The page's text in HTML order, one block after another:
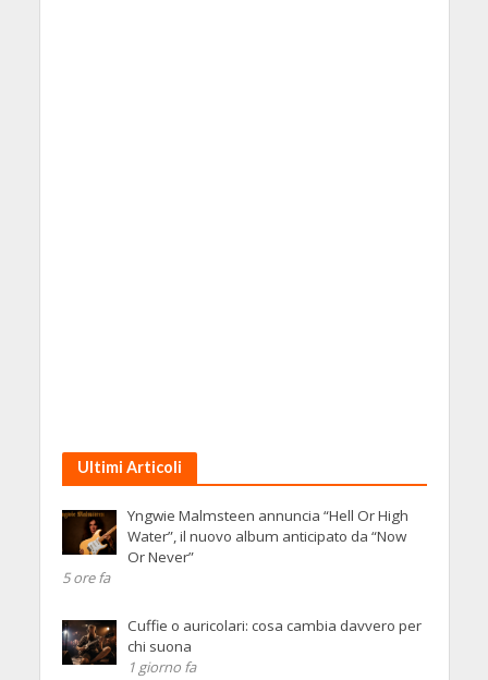
Ultimi Articoli
Yngwie Malmsteen annuncia “Hell Or High
Water”, il nuovo album anticipato da “Now
Or Never”
5 ore fa
Cuffie o auricolari: cosa cambia davvero per
chi suona
1 giorno fa